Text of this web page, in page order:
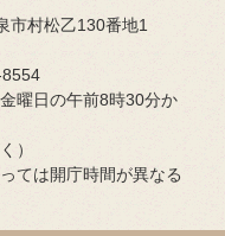
市村松乙130番地1
曜日の午前8時30分か
）
ては開庁時間が異なる